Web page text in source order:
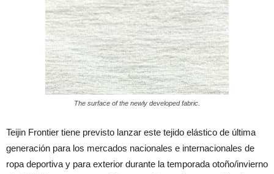
The surface of the newly developed fabric.
Teijin Frontier tiene previsto lanzar este tejido elástico de última
generación para los mercados nacionales e internacionales de
ropa deportiva y para exterior durante la temporada otoño/invierno